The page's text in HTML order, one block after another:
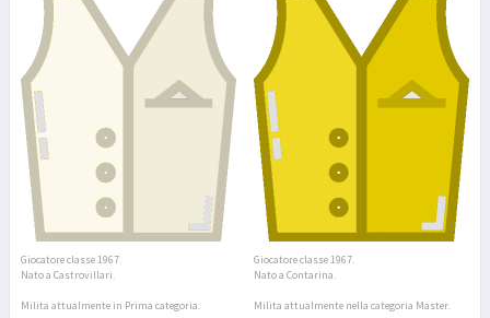
Giocatore classe 1967.
Nato a Castrovillari.
Milita attualmente in Prima categoria.
Giocatore classe 1967.
Nato a Contarina.
Milita attualmente nella categoria Master.